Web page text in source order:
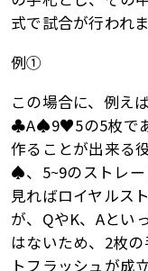
式で試合が行われま
例①
この場合に、例え
♣A♠9♥5の5枚で
作ることが出来る
♠、5~9のストレー
見ればロイヤルス
が、QやK、Aとい
はないため、2枚
トフラッシュが成